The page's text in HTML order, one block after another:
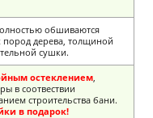
обшиваются
пород дерева, толщиной
сушки.
остеклением,
в соотвествии
строительства бани.
в подарок!